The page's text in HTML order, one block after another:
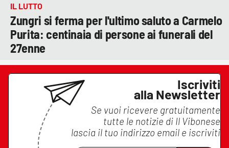
IL LUTTO
Zungri si ferma per l'ultimo saluto a Carmelo
Purita: centinaia di persone ai funerali del
27enne
Iscriviti
alla Newsletter
Se vuoi ricevere gratuitamente
tutte le notizie di Il Vibonese
lascia il tuo indirizzo email e iscriviti